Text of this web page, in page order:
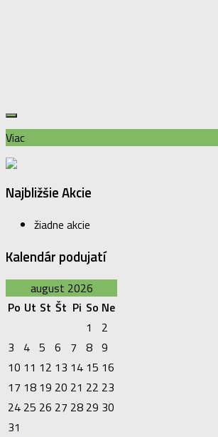
Viac
Najbližšie Akcie
žiadne akcie
Kalendár podujatí
august 2026
Po Ut St Št Pi So Ne
1
2
3
4 5 6 7 8 9
10 11 12 13 14 15 16
17 18 19 20 21 22 23
24 25 26 27 28 29 30
31